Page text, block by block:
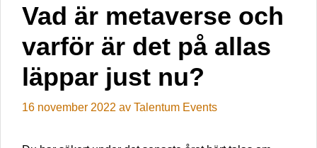
Vad är metaverse och
varför är det på allas
läppar just nu?
16 november 2022 av Talentum Events